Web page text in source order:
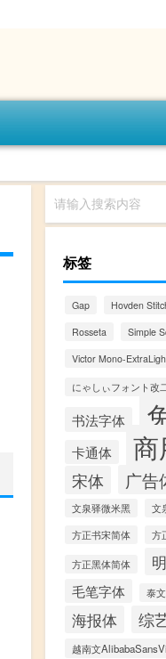
请输入搜索内容
标签
Gap Hovden
Rosseta
Simple
Victor Mono-
にゃしぃフォント改
书法字体
卡通体 商
宋体 广告
文泉驿微米黑 文
方正书宋简体
方
方正黑体简体
毛笔字体 泰
海报体 综
越南文